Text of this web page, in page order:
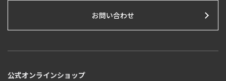
お問い合わせ
公式オンラインショップ